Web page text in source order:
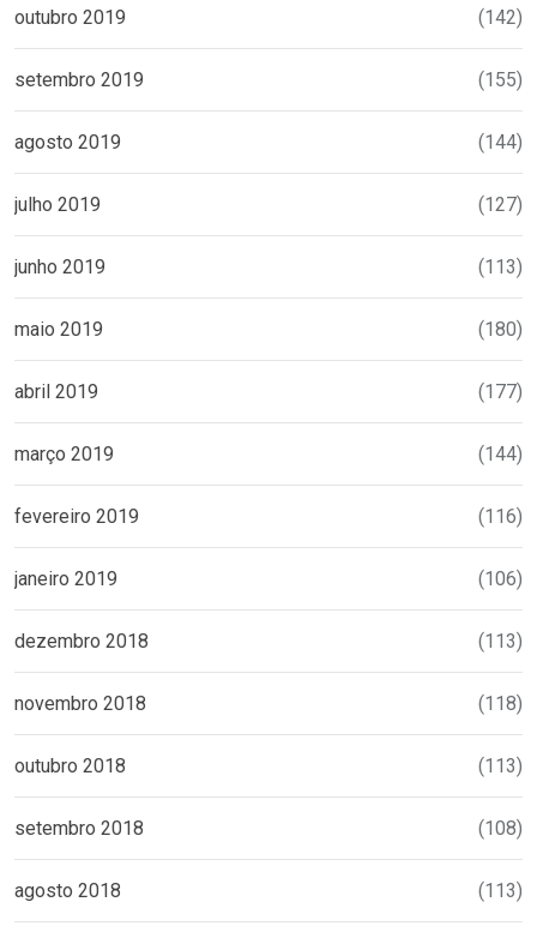
outubro 2019 (142)
setembro 2019 (155)
agosto 2019 (144)
julho 2019 (127)
junho 2019 (113)
maio 2019 (180)
abril 2019 (177)
março 2019 (144)
fevereiro 2019 (116)
janeiro 2019 (106)
dezembro 2018 (113)
novembro 2018 (118)
outubro 2018 (113)
setembro 2018 (108)
agosto 2018 (113)